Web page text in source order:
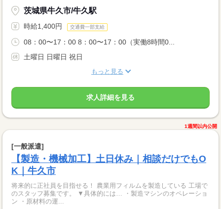
茨城県牛久市/牛久駅
時給1,400円 交通費一部支給
08：00〜17：00 8：00〜17：00（実働8時間0...
土曜日 日曜日 祝日
もっと見る
求人詳細を見る
1週間以内公開
[一般派遣]
【製造・機械加工】土日休み｜相談だけでもO
K｜牛久市
将来的に正社員を目指せる！ 農業用フィルムを製造している 工場で
のスタッフ募集です。 ▼具体的には… ・製造マシンのオペレーショ
ン ・原材料の運...